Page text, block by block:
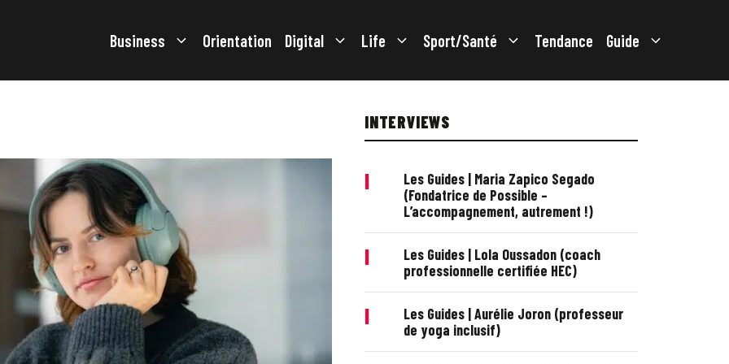
Business Orientation Digital Life Sport/Santé Tendance Guide
INTERVIEWS
|
Les Guides | Maria Zapico Segado
(Fondatrice de Possible –
L’accompagnement, autrement !)
|
Les Guides | Lola Oussadon (coach
professionnelle certifiée HEC)
|
Les Guides | Aurélie Joron (professeur
de yoga inclusif)